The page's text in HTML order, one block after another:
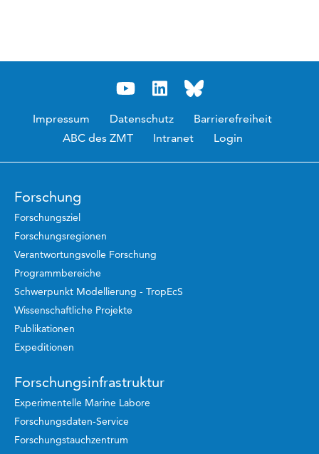
Impressum Datenschutz
Barrierefreiheit
ABC des ZMT
Intranet Login
Forschung
Forschungsziel
Forschungsregionen
Verantwortungsvolle Forschung
Programmbereiche
Schwerpunkt Modellierung - TropEcS
Wissenschaftliche Projekte
Publikationen
Expeditionen
Forschungsinfrastruktur
Experimentelle Marine Labore
Forschungsdaten-Service
Forschungstauchzentrum